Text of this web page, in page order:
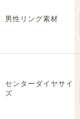
男性リング素材
センターダイヤサイ
ズ